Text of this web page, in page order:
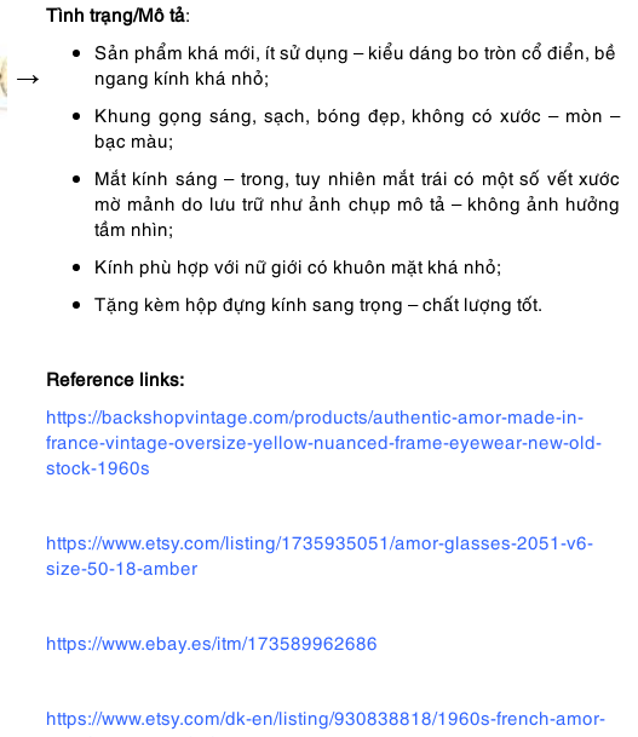
Tình trạng/Mô tả:
Sản phẩm khá mới, ít sử dụng – kiểu dáng bo tròn cổ điển, bề
ngang kính khá nhỏ;
Khung gọng sáng, sạch, bóng đẹp, không có xước – mòn –
bạc màu;
Mắt kính sáng – trong, tuy nhiên mắt trái có một số vết xước
mờ mảnh do lưu trữ như ảnh chụp mô tả – không ảnh hưởng
tầm nhìn;
Kính phù hợp với nữ giới có khuôn mặt khá nhỏ;
Tặng kèm hộp đựng kính sang trọng – chất lượng tốt.
Reference links:
https://backshopvintage.com/products/authentic-amor-made-in-
france-vintage-oversize-yellow-nuanced-frame-eyewear-new-old-
stock-1960s
https://www.etsy.com/listing/1735935051/amor-glasses-2051-v6-
size-50-18-amber
https://www.ebay.es/itm/173589962686
https://www.etsy.com/dk-en/listing/930838818/1960s-french-amor-